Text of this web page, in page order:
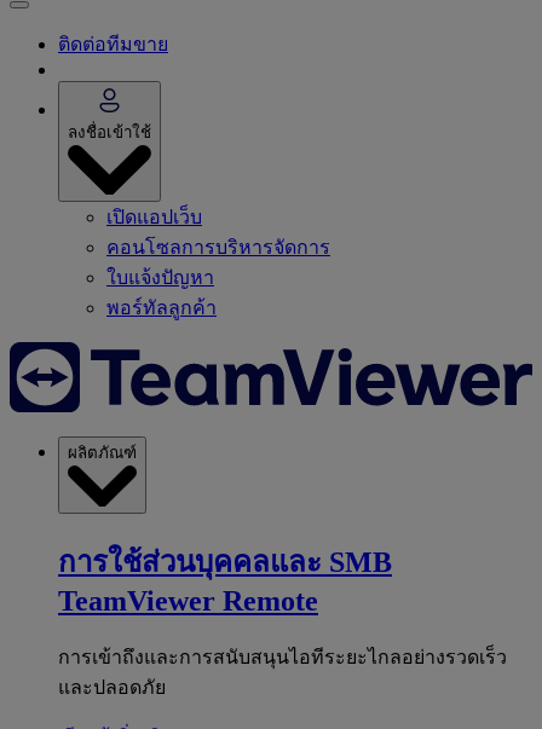
ติดต่อทีมขาย
ลงชื่อเข้าใช้
เปิดแอปเว็บ
คอนโซลการบริหารจัดการ
ใบแจ้งปัญหา
พอร์ทัลลูกค้า
ผลิตภัณฑ์
การใช้ส่วนบุคคลและ SMB
TeamViewer Remote
การเข้าถึงและการสนับสนุนไอทีระยะไกลอย่างรวดเร็ว
และปลอดภัย